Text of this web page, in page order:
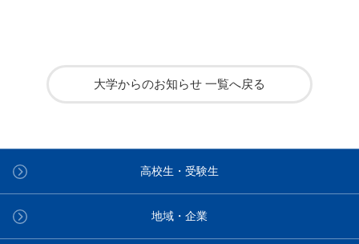
大学からのお知らせ 一覧へ戻る
高校生・受験生
地域・企業